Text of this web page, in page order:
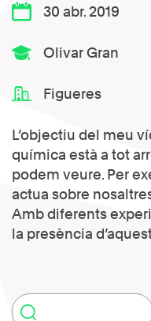
30 abr. 2019
Olivar Gran
Figueres
L’objectiu del meu
química està a tot
podem veure. Per
actua sobre
Amb diferents
la presència